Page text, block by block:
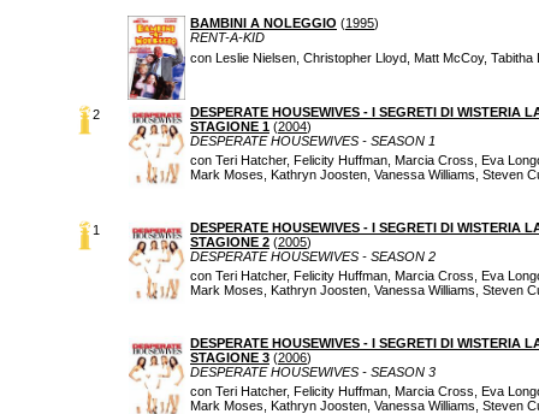
BAMBINI A NOLEGGIO (1995)
RENT-A-KID
con Leslie Nielsen, Christopher Lloyd, Matt McCoy, Tabitha
2
DESPERATE HOUSEWIVES - I SEGRETI DI WISTERIA
STAGIONE 1 (2004)
DESPERATE HOUSEWIVES - SEASON 1
con Teri Hatcher, Felicity Huffman, Marcia Cross, Eva
Mark Moses, Kathryn Joosten, Vanessa Williams, Steven
1
DESPERATE HOUSEWIVES - I SEGRETI DI WISTERIA
STAGIONE 2 (2005)
DESPERATE HOUSEWIVES - SEASON 2
con Teri Hatcher, Felicity Huffman, Marcia Cross, Eva
Mark Moses, Kathryn Joosten, Vanessa Williams, Steven
DESPERATE HOUSEWIVES - I SEGRETI DI WISTERIA
STAGIONE 3 (2006)
DESPERATE HOUSEWIVES - SEASON 3
con Teri Hatcher, Felicity Huffman, Marcia Cross, Eva
Mark Moses, Kathryn Joosten, Vanessa Williams, Steven